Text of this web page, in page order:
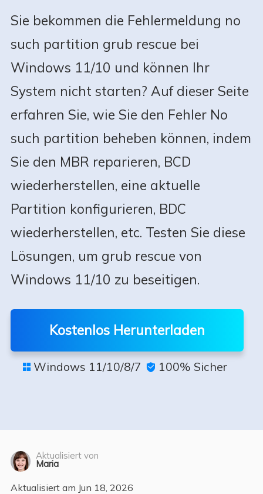
Sie bekommen die Fehlermeldung no
such partition grub rescue bei
Windows 11/10 und können Ihr
System nicht starten? Auf dieser Seite
erfahren Sie, wie Sie den Fehler No
such partition beheben können, indem
Sie den MBR reparieren, BCD
wiederherstellen, eine aktuelle
Partition konfigurieren, BDC
wiederherstellen, etc. Testen Sie diese
Lösungen, um grub rescue von
Windows 11/10 zu beseitigen.
Kostenlos Herunterladen
 Windows 11/10/8/7  100% Sicher
Aktualisiert von
Maria
Aktualisiert am Jun 18, 2026